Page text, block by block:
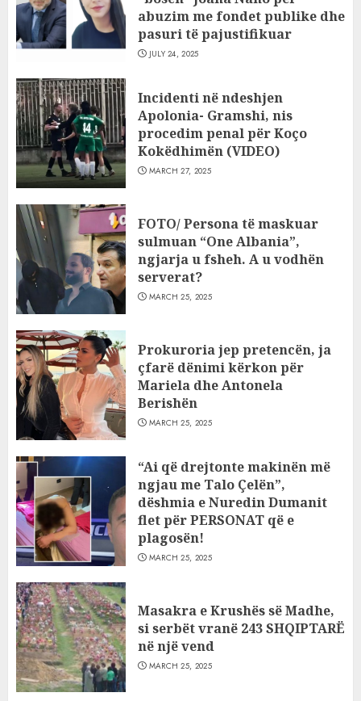
abuzim me fondet publike dhe
pasuri të pajustifikuar
JULY 24, 2025
Incidenti në ndeshjen
Apolonia- Gramshi, nis
procedim penal për Koço
Kokëdhimën (VIDEO)
MARCH 27, 2025
FOTO/ Persona të maskuar
sulmuan “One Albania”,
ngjarja u fsheh. A u vodhën
serverat?
MARCH 25, 2025
Prokuroria jep pretencën, ja
çfarë dënimi kërkon për
Mariela dhe Antonela
Berishën
MARCH 25, 2025
“Ai që drejtonte makinën më
ngjau me Talo Çelën”,
dëshmia e Nuredin Dumanit
flet për PERSONAT që e
plagosën!
MARCH 25, 2025
Masakra e Krushës së Madhe,
si serbët vranë 243 SHQIPTARË
në një vend
MARCH 25, 2025